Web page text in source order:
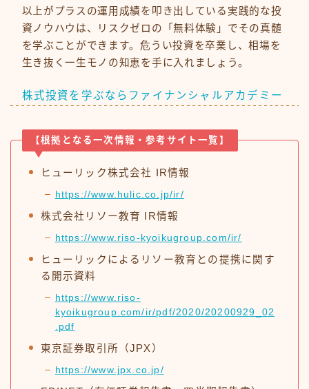
以上がプラスの運用成績を叩き出している実践的な投
資ノウハウは、リスクゼロの「無料体験」でその真髄
を学ぶことができます。危うい投資を卒業し、相場を
生き抜く一生モノの知恵を手に入れましょう。
株式投資を学ぶならファイナンシャルアカデミー
【根拠となる一次情報・参考サイト一覧】
ヒューリック株式会社 IR情報
https://www.hulic.co.jp/ir/
株式会社リソー教育 IR情報
https://www.riso-kyoikugroup.com/ir/
ヒューリックによるリソー教育との提携に関す
る開示資料
https://www.riso-
kyoikugroup.com/ir/pdf/2020/20200929_02
.pdf
東京証券取引所（JPX）
https://www.jpx.co.jp/